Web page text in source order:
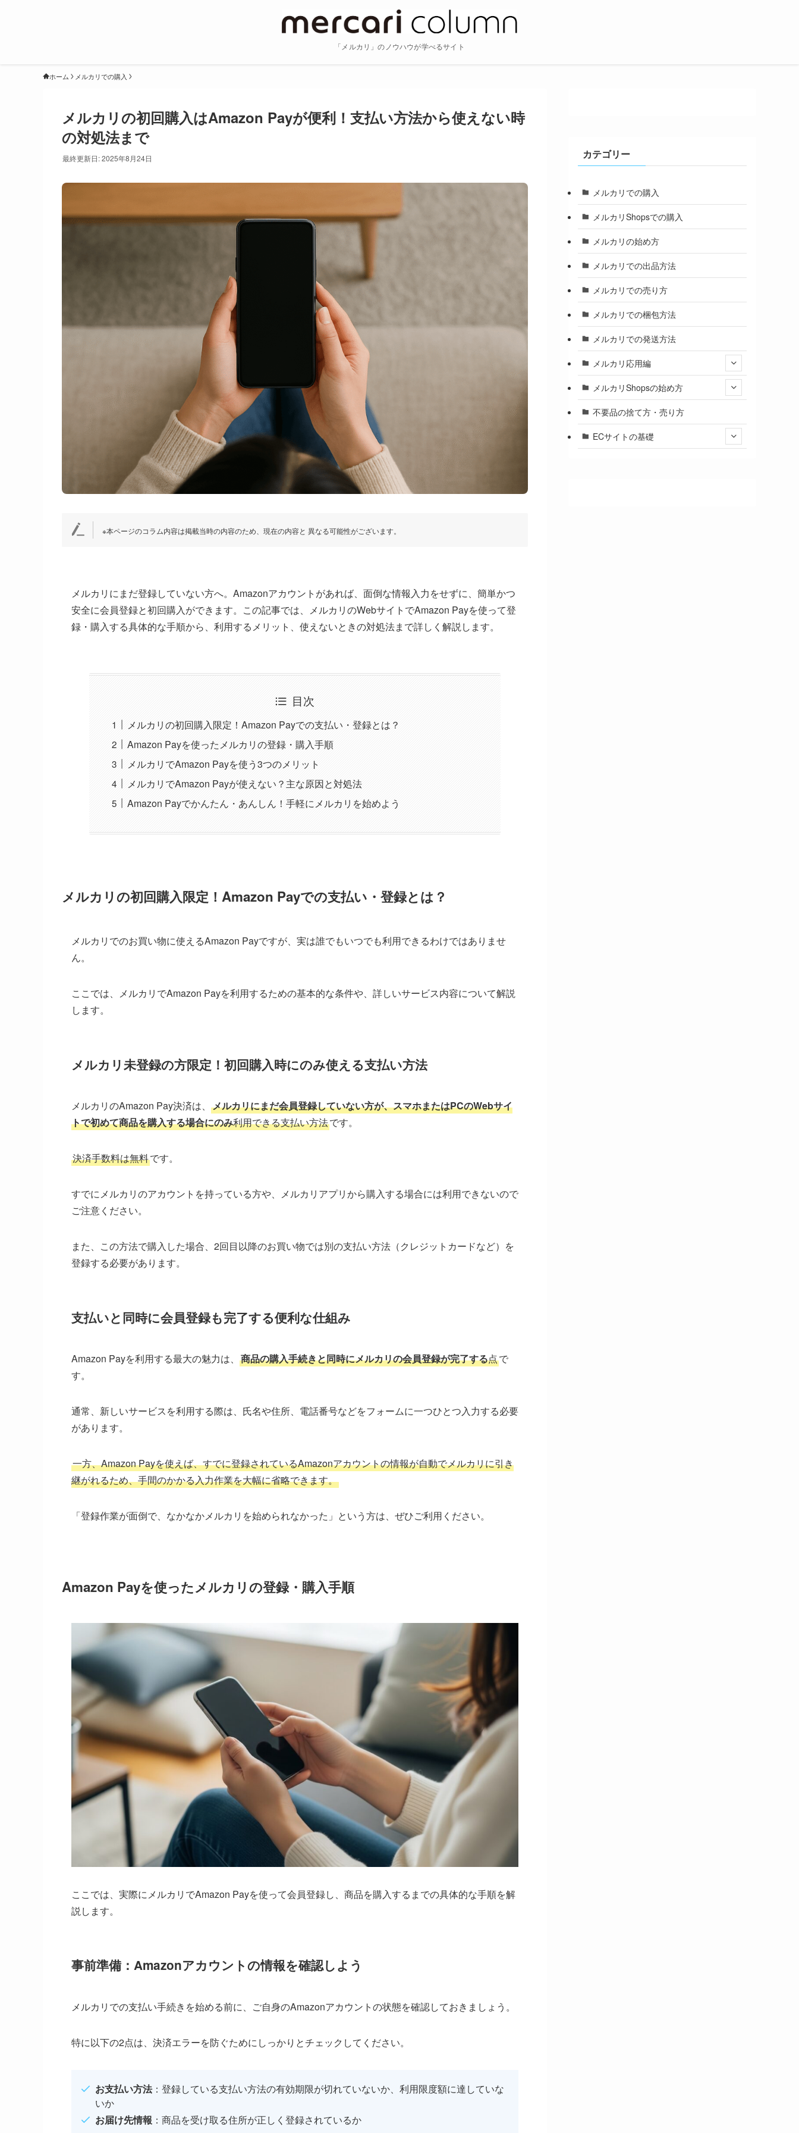
「メルカリ」のノウハウが学べるサイト
ホーム メルカリでの購入
メルカリの初回購入はAmazon Payが便利！支払い方法から使えない時
の対処法まで
最終更新日: 2025年8月24日
※本ページのコラム内容は掲載当時の内容のため、現在の内容と 異なる可能性がございます。
メルカリにまだ登録していない方へ。Amazonアカウントがあれば、面倒な情報入力をせずに、簡単かつ
安全に会員登録と初回購入ができます。この記事では、メルカリのWebサイトでAmazon Payを使って登
録・購入する具体的な手順から、利用するメリット、使えないときの対処法まで詳しく解説します。
目次
メルカリの初回購入限定！Amazon Payでの支払い・登録とは？
Amazon Payを使ったメルカリの登録・購入手順
メルカリでAmazon Payを使う3つのメリット
メルカリでAmazon Payが使えない？主な原因と対処法
Amazon Payでかんたん・あんしん！手軽にメルカリを始めよう
メルカリの初回購入限定！Amazon Payでの支払い・登録とは？
メルカリでのお買い物に使えるAmazon Payですが、実は誰でもいつでも利用できるわけではありませ
ん。
ここでは、メルカリでAmazon Payを利用するための基本的な条件や、詳しいサービス内容について解説
します。
メルカリ未登録の方限定！初回購入時にのみ使える支払い方法
メルカリのAmazon Pay決済は、 メルカリにまだ会員登録していない方が、スマホまたはPCのWebサイ
トで初めて商品を購入する場合にのみ利用できる支払い方法です。
決済手数料は無料です。
すでにメルカリのアカウントを持っている方や、メルカリアプリから購入する場合には利用できないので
ご注意ください。
また、この方法で購入した場合、2回目以降のお買い物では別の支払い方法（クレジットカードなど）を
登録する必要があります。
支払いと同時に会員登録も完了する便利な仕組み
Amazon Payを利用する最大の魅力は、 商品の購入手続きと同時にメルカリの会員登録が完了する点で
す。
通常、新しいサービスを利用する際は、氏名や住所、電話番号などをフォームに一つひとつ入力する必要
があります。
一方、Amazon Payを使えば、すでに登録されているAmazonアカウントの情報が自動でメルカリに引き
継がれるため、手間のかかる入力作業を大幅に省略できます。
「登録作業が面倒で、なかなかメルカリを始められなかった」という方は、ぜひご利用ください。
Amazon Payを使ったメルカリの登録・購入手順
ここでは、実際にメルカリでAmazon Payを使って会員登録し、商品を購入するまでの具体的な手順を解
説します。
事前準備：Amazonアカウントの情報を確認しよう
メルカリでの支払い手続きを始める前に、ご自身のAmazonアカウントの状態を確認しておきましょう。
特に以下の2点は、決済エラーを防ぐためにしっかりとチェックしてください。
お支払い方法：登録している支払い方法の有効期限が切れていないか、利用限度額に達していな
いか
お届け先情報 ：商品を受け取る住所が正しく登録されているか
カテゴリー
メルカリでの購入
メルカリShopsでの購入
メルカリの始め方
メルカリでの出品方法
メルカリでの売り方
メルカリでの梱包方法
メルカリでの発送方法
メルカリ応用編
メルカリShopsの始め方
不要品の捨て方・売り方
ECサイトの基礎